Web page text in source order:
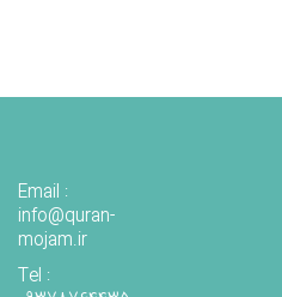
Email :
info@quran-
mojam.ir
Tel :